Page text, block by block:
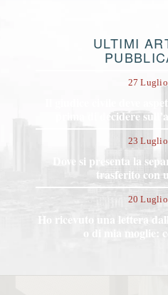
ULTIMI
27
Il giudice civile deve
prima di decidere
23
Dove si presenta la
trasferito con
20
Ho ricevuto una lettera
o di mia moglie: